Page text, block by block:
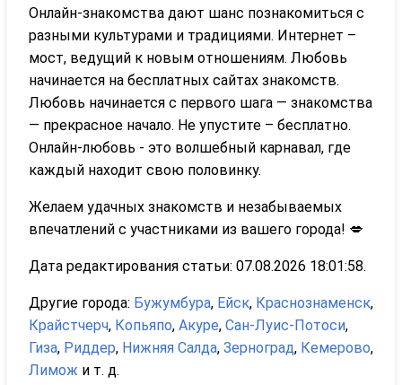
Онлайн-знакомства дают шанс познакомиться с
разными культурами и традициями. Интернет –
мост, ведущий к новым отношениям. Любовь
начинается на бесплатных сайтах знакомств.
Любовь начинается с первого шага — знакомства
— прекрасное начало. Не упустите – бесплатно.
Онлайн-любовь - это волшебный карнавал, где
каждый находит свою половинку.
Желаем удачных знакомств и незабываемых
впечатлений с участниками из вашего города! 💋
Дата редактирования статьи: 07.08.2026 18:01:58.
Другие города: Бужумбура, Ейск, Краснознаменск,
Крайстчерч, Копьяпо, Акуре, Сан-Луис-Потоси,
Гиза, Риддер, Нижняя Салда, Зерноград, Кемерово,
Лимож и т. д.